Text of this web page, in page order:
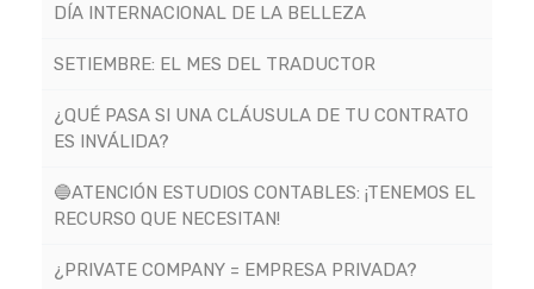
DÍA INTERNACIONAL DE LA BELLEZA
SETIEMBRE: EL MES DEL TRADUCTOR
¿QUÉ PASA SI UNA CLÁUSULA DE TU CONTRATO
ES INVÁLIDA?
🔵ATENCIÓN ESTUDIOS CONTABLES: ¡TENEMOS EL
RECURSO QUE NECESITAN!
¿PRIVATE COMPANY = EMPRESA PRIVADA?